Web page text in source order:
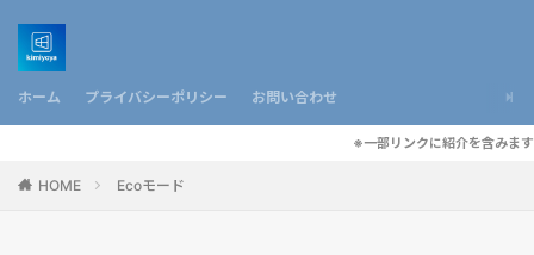
ホーム プライバシーポリシー お問い合わせ
※一部リンクに紹介を含みます
HOME Ecoモード